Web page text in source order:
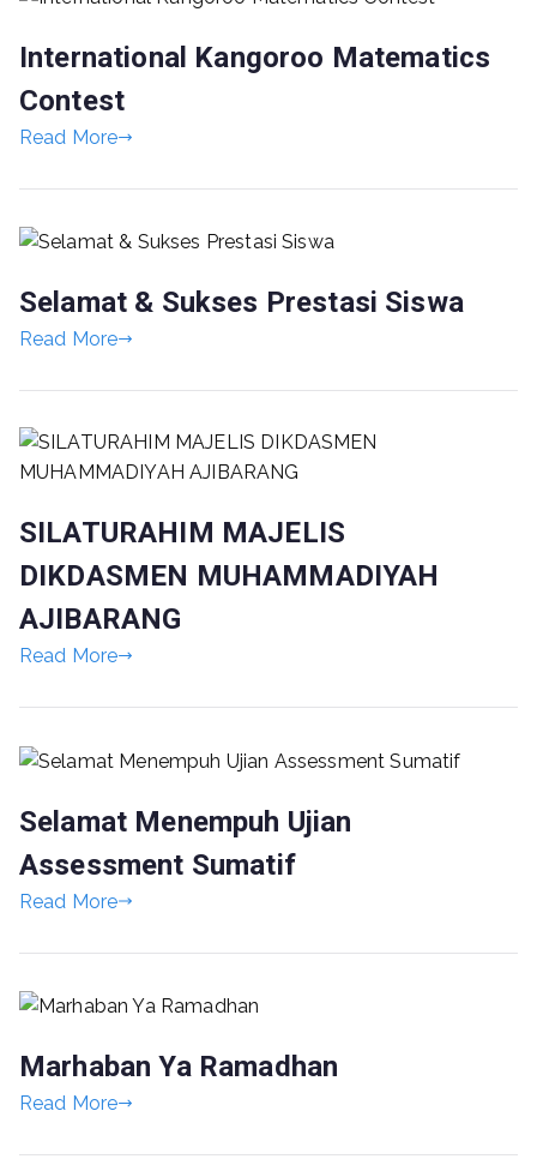
International Kangoroo Matematics
Contest
Read More
Selamat & Sukses Prestasi Siswa
Read More
SILATURAHIM MAJELIS
DIKDASMEN MUHAMMADIYAH
AJIBARANG
Read More
Selamat Menempuh Ujian
Assessment Sumatif
Read More
Marhaban Ya Ramadhan
Read More